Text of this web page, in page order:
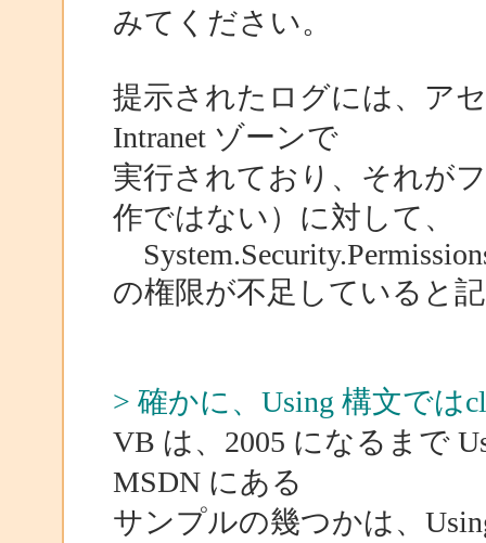
みてください。
提示されたログには、ア
Intranet ゾーンで
実行されており、それが
作ではない）に対して、
の権限が不足していると
> 確かに、Using 構文では
VB は、2005 になるまで
MSDN にある
サンプルの幾つかは、